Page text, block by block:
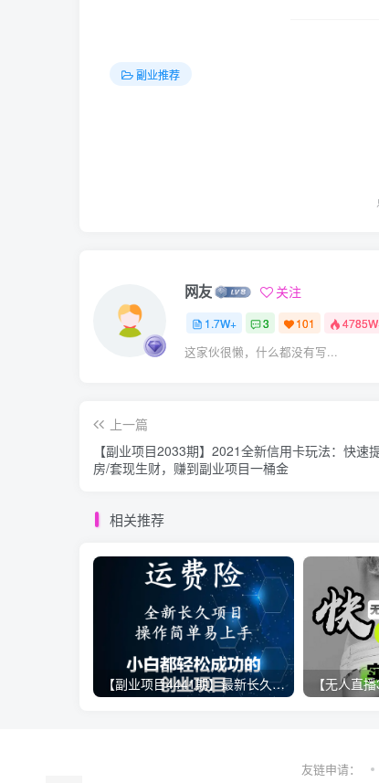
副业推荐
网友 关注
1.7W+ 3 101
这家伙很懒，什么都没有写...
上一篇
【副业项目2033期】2021全新信用卡玩法：快速
房/套现生财，赚到副业项目一桶金
相关推荐
【副业项目4441期】最新长久稳定暴利项目，运费险全新玩法，日赚1000（包含详细教程，全程指导）
友链申请：